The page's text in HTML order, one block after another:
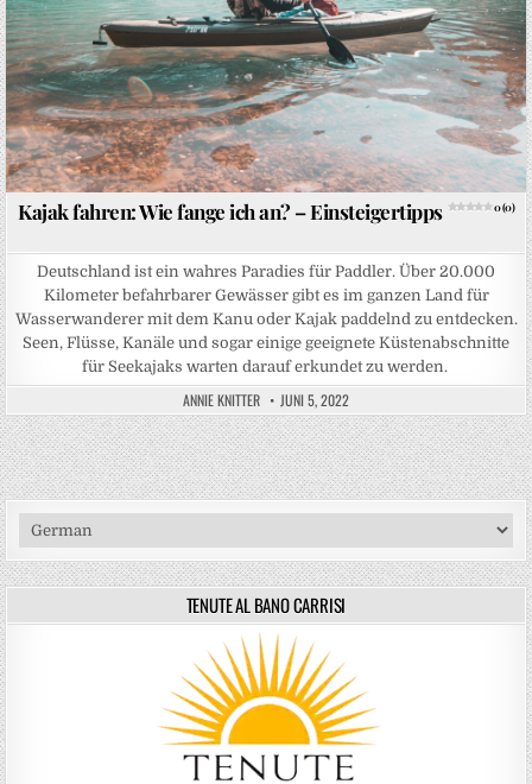
Kajak fahren: Wie fange ich an? – Einsteigertipps 0 (0)
Deutschland ist ein wahres Paradies für Paddler. Über 20.000
Kilometer befahrbarer Gewässer gibt es im ganzen Land für
Wasserwanderer mit dem Kanu oder Kajak paddelnd zu entdecken.
Seen, Flüsse, Kanäle und sogar einige geeignete Küstenabschnitte
für Seekajaks warten darauf erkundet zu werden.
ANNIE KNITTER JUNI 5, 2022
TENUTE AL BANO CARRISI